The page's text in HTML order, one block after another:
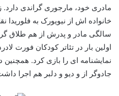
مادری خود، مارجوری گراندی دارد.
سالگی مادر و پدرش از هم طلاق
اولین بار در تئاتر کودکان فورت
نمایشنامه ای را بازی کرد. همچنین
جادوگر از و دیو و دلبر هم اجرا